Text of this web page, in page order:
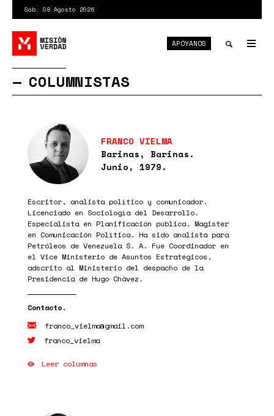
contenido
principal
Sáb. 08 Agosto 2026
search
APÓYANOS
COLUMNISTAS
FRANCO VIELMA
Barinas, Barinas.
Junio, 1979.
Escritor, analista político y comunicador.
Licenciado en Sociología del Desarrollo.
Especialista en Planificación pública. Magister
en Comunicación Política. Ha sido analista para
Petróleos de Venezuela S. A. Fue Coordinador en
el Vice Ministerio de Asuntos Estratégicos,
adscrito al Ministerio del despacho de la
Presidencia de Hugo Chávez.
franco_vielma@gmail.com
franco_vielma
Leer columnas